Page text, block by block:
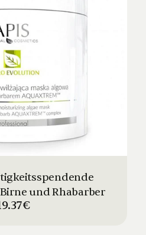
und Rhabarber